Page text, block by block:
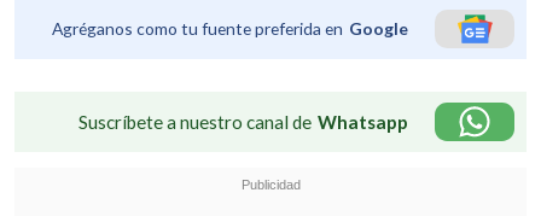
Agréganos como tu fuente preferida en Google
Suscríbete a nuestro canal de Whatsapp